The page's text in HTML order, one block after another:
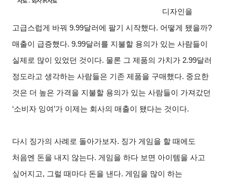
디자인을
고급스럽게 바꿔 9.99달러에 팔기 시작했다. 어떻게 됐을까?
매출이 급증했다. 9.99달러를 지불할 용의가 있는 사람들이
실제로 많이 있었던 것이다. 물론 그 제품의 가치가 2.99달러
정도라고 생각하는 사람들은 기존 제품을 구매했다. 중요한
것은 더 높은 가격을 지불할 용의가 있는 사람들이 가져갔던
‘소비자 잉여’가 이제는 회사의 매출이 됐다는 것이다.
다시 징가의 사례로 돌아가보자. 징가 게임을 할 때에도
처음엔 돈을 내지 않는다. 게임을 하다 보면 아이템을 사고
싶어지고, 그럴 때마다 돈을 낸다. 게임을 많이 하는